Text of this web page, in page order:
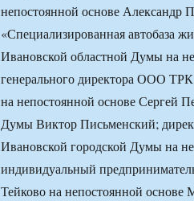
непостоянной основе
«Специализированная автобаза
Ивановской областной Думы на
генерального директора ООО
на непостоянной основе Сергей
Думы Виктор Письменский;
Ивановской городской Думы на
индивидуальный
Тейково на непостоянной